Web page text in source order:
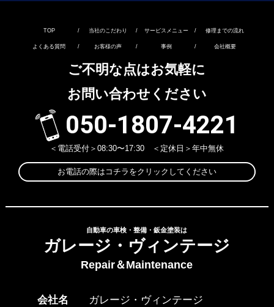
TOP / 当社のこだわり / サービスメニュー / 修理までの流れ
よくある質問 / お客様の声 / 事例 / 会社概要
ご不明な点はお気軽に
お問い合わせください
050-1807-4221
＜電話受付＞08:30〜17:30 ＜定休日＞年中無休
お電話の際はコチラをクリックしてください
自動車の車検・整備・鈑金塗装は
ガレージ・ヴィンテージ
Repair＆Maintenance
会社名 ガレージ・ヴィンテージ